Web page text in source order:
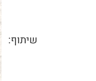
שיתוף: